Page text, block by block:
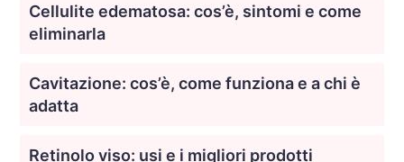
Cellulite edematosa: cos’è, sintomi e come
eliminarla
Cavitazione: cos’è, come funziona e a chi è
adatta
Retinolo viso: usi e i migliori prodotti